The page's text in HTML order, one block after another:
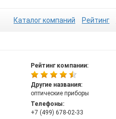
Каталог компаний Рейтинг
Рейтинг компании:
Другие названия:
оптические приборы
Телефоны:
+7 (499) 678-02-33